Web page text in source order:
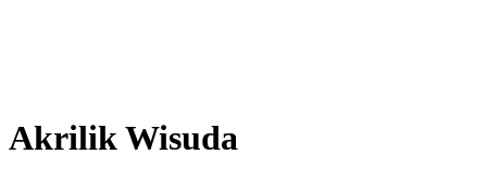
Akrilik Wisuda